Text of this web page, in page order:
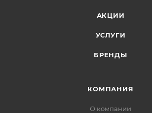
АКЦИИ
УСЛУГИ
БРЕНДЫ
КОМПАНИЯ
О компании